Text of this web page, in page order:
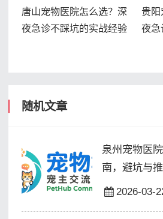
唐山宠物医院怎么选？深
夜急诊不踩坑的实战经验
贵
夜急
随机文章
泉州宠物医
南，避坑与
2026-03-